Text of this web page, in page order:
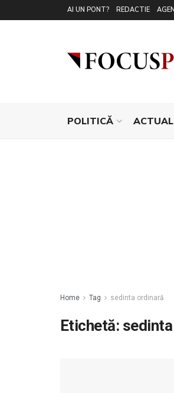
AI UN PONT? REDACTIE
POLITICĂ
Home Tag sedinta ordinară
Etichetă: